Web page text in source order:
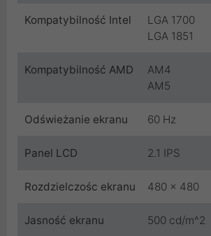
Kompatybilność Intel
LGA 1700
LGA 1851
Kompatybilność AMD
AM4
AM5
Odświeżanie ekranu 60 Hz
Panel LCD 2.1 IPS
Rozdzielczośc ekranu 480 x 480
Jasność ekranu 500 cd/m^2